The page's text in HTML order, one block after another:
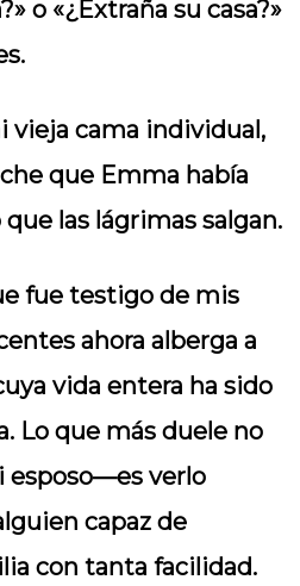
o «¿Extraña su casa?»
vieja cama individual,
que Emma había
las lágrimas salgan.
fue testigo de mis
ahora alberga a
vida entera ha sido
Lo que más duele no
esposo—es verlo
capaz de
con tanta facilidad.